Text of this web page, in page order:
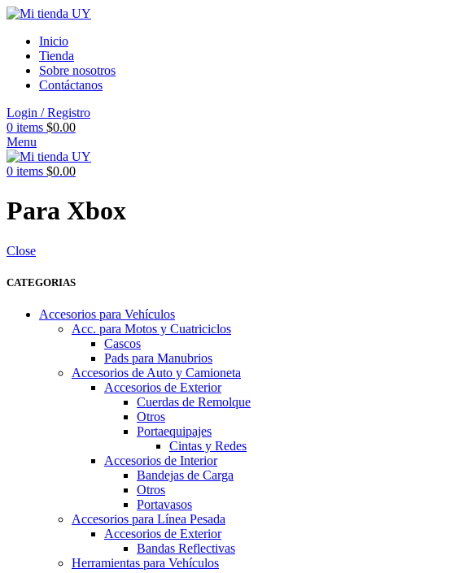
Inicio
Tienda
Sobre nosotros
Contáctanos
Login / Registro
0 items $0.00
Menu
0 items $0.00
Para Xbox
Close
CATEGORIAS
Accesorios para Vehículos
Acc. para Motos y Cuatriciclos
Cascos
Pads para Manubrios
Accesorios de Auto y Camioneta
Accesorios de Exterior
Cuerdas de Remolque
Otros
Portaequipajes
Cintas y Redes
Accesorios de Interior
Bandejas de Carga
Otros
Portavasos
Accesorios para Línea Pesada
Accesorios de Exterior
Bandas Reflectivas
Herramientas para Vehículos